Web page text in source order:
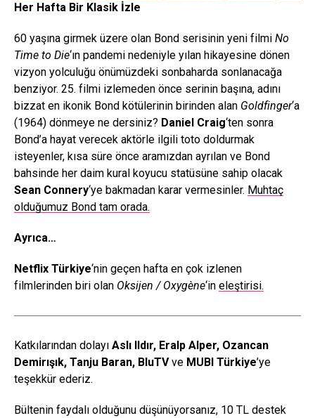
Her Hafta Bir Klasik İzle
60 yaşına girmek üzere olan Bond serisinin yeni filmi No
Time to Die‘ın pandemi nedeniyle yılan hikayesine dönen
vizyon yolculuğu önümüzdeki sonbaharda sonlanacağa
benziyor. 25. filmi izlemeden önce serinin başına, adını
bizzat en ikonik Bond kötülerinin birinden alan Goldfinger‘a
(1964) dönmeye ne dersiniz? Daniel Craig‘ten sonra
Bond’a hayat verecek aktörle ilgili toto doldurmak
isteyenler, kısa süre önce aramızdan ayrılan ve Bond
bahsinde her daim kural koyucu statüsüne sahip olacak
Sean Connery‘ye bakmadan karar vermesinler. Muhtaç
olduğumuz Bond tam orada.
Ayrıca…
Netflix Türkiye‘nin geçen hafta en çok izlenen
filmlerinden biri olan Oksijen / Oxygène‘in eleştirisi.
Katkılarından dolayı Aslı Ildır, Eralp Alper, Ozancan
Demirışık, Tanju Baran, BluTVve MUBI Türkiye’ye
teşekkür ederiz.
Bültenin faydalı olduğunu düşünüyorsanız, 10 TL destek